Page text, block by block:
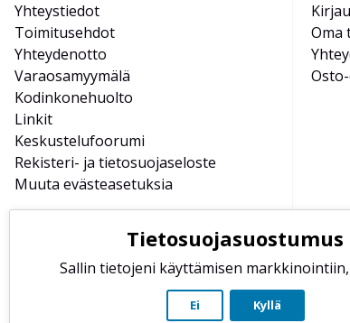
Yhteystiedot
Toimitusehdot
Yhteydenotto
Varaosamyymälä
Kodinkonehuolto
Linkit
Keskustelufoorumi
Rekisteri- ja tietosuojaseloste
Muuta evästeasetuksia
Oma
Tietosuojasuostumus
Sallin tietojeni käyttämisen markkinointiin,
Ei Kyllä